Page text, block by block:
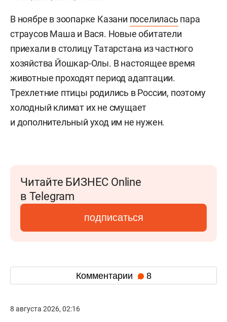
В ноябре в зоопарке Казани поселилась пара
страусов Маша и Вася. Новые обитатели
приехали в столицу Татарстана из частного
хозяйства Йошкар-Олы. В настоящее время
животные проходят период адаптации.
Трехлетние птицы родились в России, поэтому
холодный климат их не смущает
и дополнительный уход им не нужен.
Читайте БИЗНЕС Online
в Telegram
подписаться
Комментарии 8
8 августа 2026, 02:16